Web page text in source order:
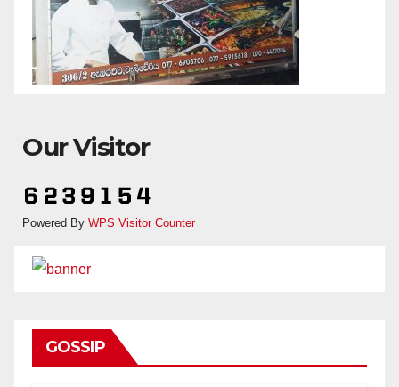
Our Visitor
Powered By WPS Visitor Counter
GOSSIP